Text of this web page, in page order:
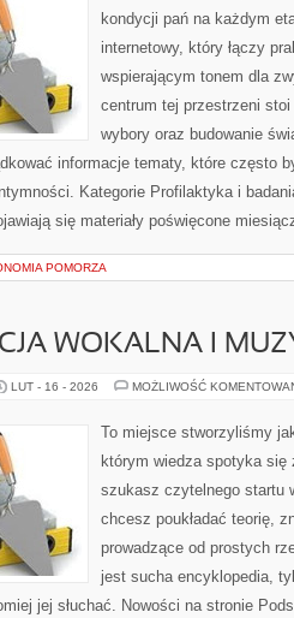
kondycji pań na każdym
internetowy, który łączy
wspierającym tonem dla
centrum tej przestrzeni
wybory oraz budowanie
informacje tematy, które często
Kategorie Profilaktyka i
się materiały poświęcone
POMORZA
WOKALNA I
LUT - 16 - 2026 MOŻLIWOŚĆ
To miejsce stworzyliśmy
którym wiedza spotyka
szukasz czytelnego startu
chcesz poukładać teorię,
prowadzące od prostych
jest sucha encyklopedia,
jej słuchać. Nowości na stronie